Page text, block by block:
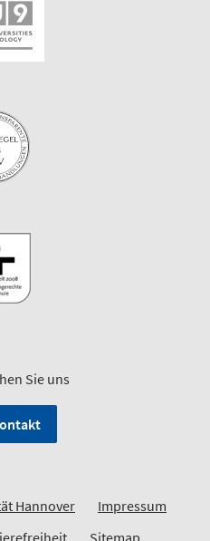
Sie uns
Hannover
Impressum